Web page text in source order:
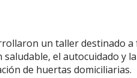
un taller destinado a
el autocuidado y
de huertas domiciliarias.